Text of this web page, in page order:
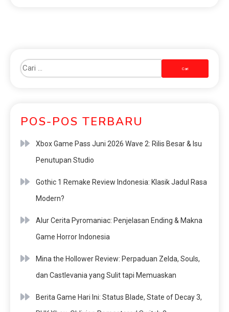
POS-POS TERBARU
Xbox Game Pass Juni 2026 Wave 2: Rilis Besar & Isu
Penutupan Studio
Gothic 1 Remake Review Indonesia: Klasik Jadul Rasa
Modern?
Alur Cerita Pyromaniac: Penjelasan Ending & Makna
Game Horror Indonesia
Mina the Hollower Review: Perpaduan Zelda, Souls,
dan Castlevania yang Sulit tapi Memuaskan
Berita Game Hari Ini: Status Blade, State of Decay 3,